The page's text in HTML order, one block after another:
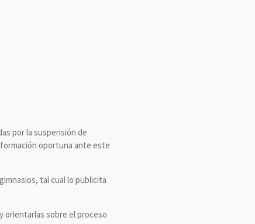
por la suspensión de
oportuna ante este
tal cual lo publicita
orientarlas sobre el proceso